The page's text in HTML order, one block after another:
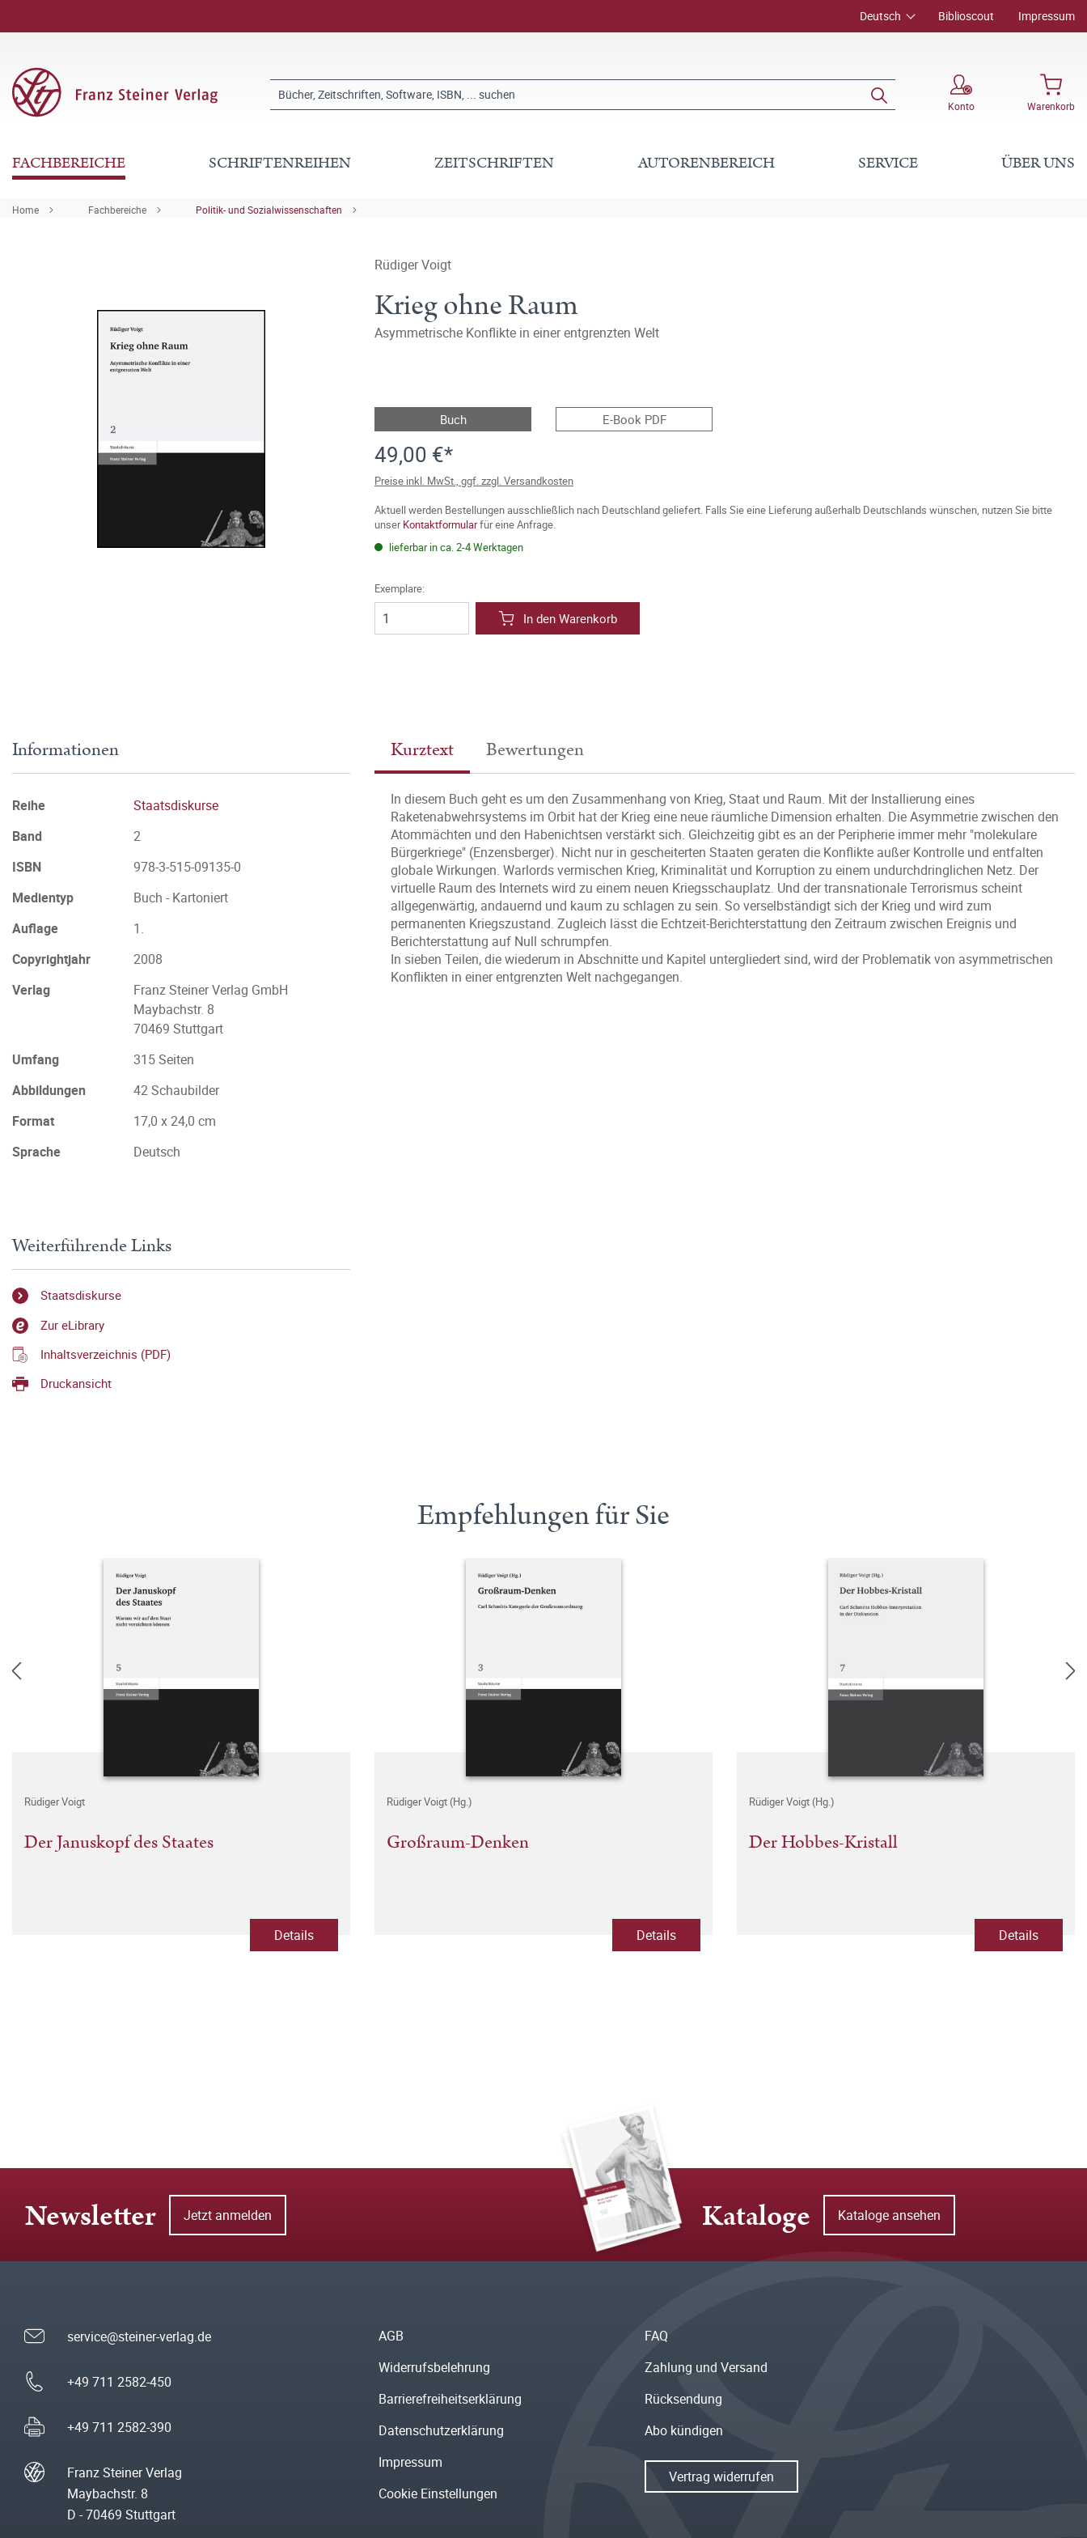
Deutsch Biblioscout Impressum
Konto Warenkorb
FACHBEREICHE SCHRIFTENREIHEN ZEITSCHRIFTEN AUTORENBEREICH SERVICE ÜBER UNS
Home Fachbereiche Politik- und Sozialwissenschaften
Rüdiger Voigt
Krieg ohne Raum
Asymmetrische Konflikte in einer entgrenzten Welt
Buch E-Book PDF
49,00 €*
Preise inkl. MwSt., ggf. zzgl. Versandkosten
Aktuell werden Bestellungen ausschließlich nach Deutschland geliefert. Falls Sie eine Lieferung außerhalb Deutschlands wünschen, nutzen Sie bitte
unserKontaktformularfür eine Anfrage.
lieferbar in ca. 2-4 Werktagen
Exemplare:
In den Warenkorb
Kurztext Bewertungen
In diesem Buch geht es um den Zusammenhang von Krieg, Staat und Raum. Mit der Installierung eines
Raketenabwehrsystems im Orbit hat der Krieg eine neue räumliche Dimension erhalten. Die Asymmetrie zwischen den
Atommächten und den Habenichtsen verstärkt sich. Gleichzeitig gibt es an der Peripherie immer mehr "molekulare
Bürgerkriege" (Enzensberger). Nicht nur in gescheiterten Staaten geraten die Konflikte außer Kontrolle und entfalten
globale Wirkungen. Warlords vermischen Krieg, Kriminalität und Korruption zu einem undurchdringlichen Netz. Der
virtuelle Raum des Internets wird zu einem neuen Kriegsschauplatz. Und der transnationale Terrorismus scheint
allgegenwärtig, andauernd und kaum zu schlagen zu sein. So verselbständigt sich der Krieg und wird zum
permanenten Kriegszustand. Zugleich lässt die Echtzeit-Berichterstattung den Zeitraum zwischen Ereignis und
Berichterstattung auf Null schrumpfen.
In sieben Teilen, die wiederum in Abschnitte und Kapitel untergliedert sind, wird der Problematik von asymmetrischen
Konflikten in einer entgrenzten Welt nachgegangen.
Informationen
Reihe
Staatsdiskurse
Band
2
ISBN
978-3-515-09135-0
Medientyp
Buch - Kartoniert
Auflage
1.
Copyrightjahr
2008
Verlag
Franz Steiner Verlag GmbH
Maybachstr. 8
70469 Stuttgart
Umfang
315 Seiten
Abbildungen
42 Schaubilder
Format
17,0 x 24,0 cm
Sprache
Deutsch
Weiterführende Links
Staatsdiskurse
Zur eLibrary
Inhaltsverzeichnis (PDF)
Druckansicht
Empfehlungen für Sie
Rüdiger Voigt
Der Januskopf des Staates
Details
Rüdiger Voigt (Hg.)
Großraum-Denken
Details
Rüdiger Voigt (Hg.)
Der Hobbes-Kristall
Details
Newsletter Jetzt anmelden Kataloge Kataloge ansehen
service@steiner-verlag.de
+49 711 2582-450
+49 711 2582-390
Franz Steiner Verlag
Maybachstr. 8
D - 70469 Stuttgart
AGB
Widerrufsbelehrung
Barrierefreiheitserklärung
Datenschutzerklärung
Impressum
Cookie Einstellungen
FAQ
Zahlung und Versand
Rücksendung
Abo kündigen
Vertrag widerrufen